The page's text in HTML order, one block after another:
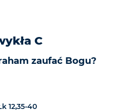
C
zaufać Bogu?
12,35-40